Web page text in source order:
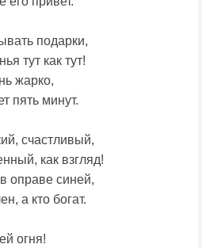
подарки,
тут как тут!
жарко,
пять минут.
счастливый,
как взгляд!
оправе синей,
а кто богат.
огня!